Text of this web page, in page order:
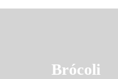
Brócoli